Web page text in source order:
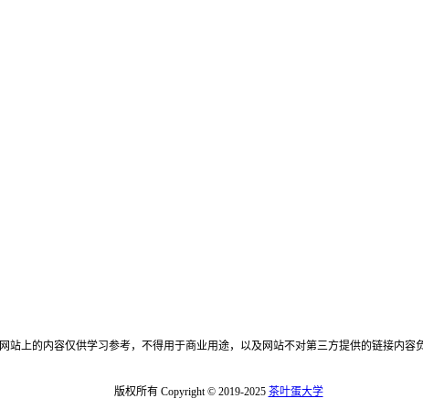
网站上的内容仅供学习参考，不得用于商业用途，以及网站不对第三方提供的链接内容
版权所有 Copyright © 2019-2025 茶叶蛋大学